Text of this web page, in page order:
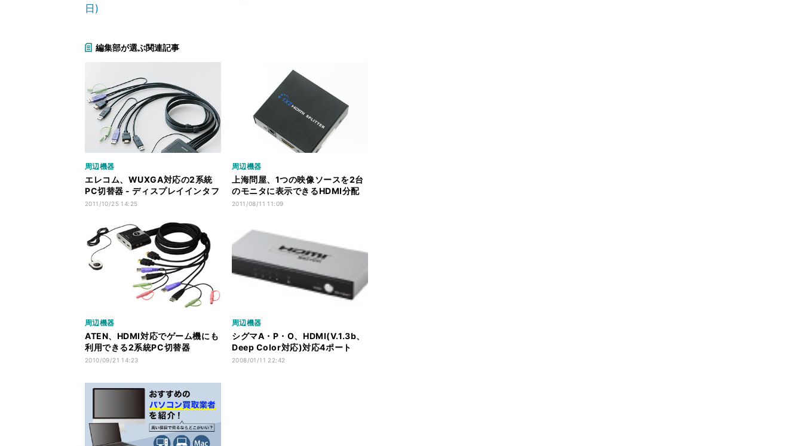
日)
編集部が選ぶ関連記事
周辺機器
エレコム、WUXGA対応の2系統
PC切替器 - ディスプレイインタフ
ェースはHDMI
2011/10/25 14:25
周辺機器
上海問屋、1つの映像ソースを2台
のモニタに表示できるHDMI分配
器
2011/08/11 11:09
周辺機器
ATEN、HDMI対応でゲーム機にも
利用できる2系統PC切替器
「CS692」
2010/09/21 14:23
周辺機器
シグマA・P・O、HDMI(V.1.3b、
Deep Color対応)対応4ポート
HDMIセレクター
2008/01/11 22:42